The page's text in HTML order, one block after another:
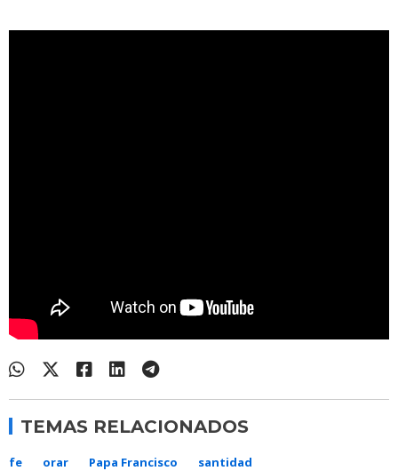
TEMAS RELACIONADOS
fe orar Papa Francisco santidad